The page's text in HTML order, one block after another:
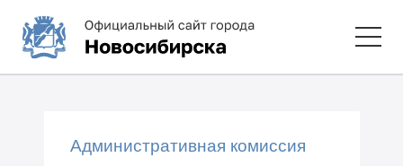
Административная комиссия